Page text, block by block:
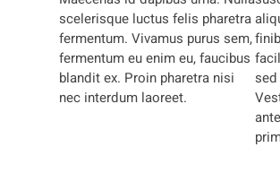
scelerisque luctus felis pharetra
fermentum. Vivamus purus sem,
fermentum eu enim eu, faucibus
blandit ex. Proin pharetra nisi
nec interdum laoreet.